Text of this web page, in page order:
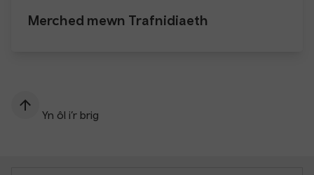
Merched mewn Trafnidiaeth
Yn ôl i’r brig